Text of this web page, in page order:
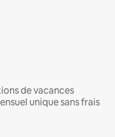
de vacances
unique sans frais